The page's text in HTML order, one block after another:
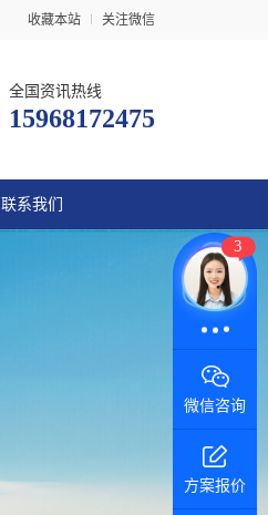
收藏本站 关注微信
全国资讯热线
15968172475
联系我们
3
在线咨询
微信咨询
方案报价